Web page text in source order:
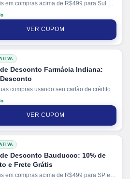
em compras acima de R$499 para Sul e
R$699 demais regiões. Parcele suas
até 10x sem juros no cartão. Ganhe + 3%
em pagamentos via PIX.
VER CUPOM
Desconto Farmácia Indiana:
compras usando seu cartão de crédito e
até 10x sem juros.
VER CUPOM
Desconto Bauducco: 10% de
e Frete Grátis
em compras acima de R$499 para SP e